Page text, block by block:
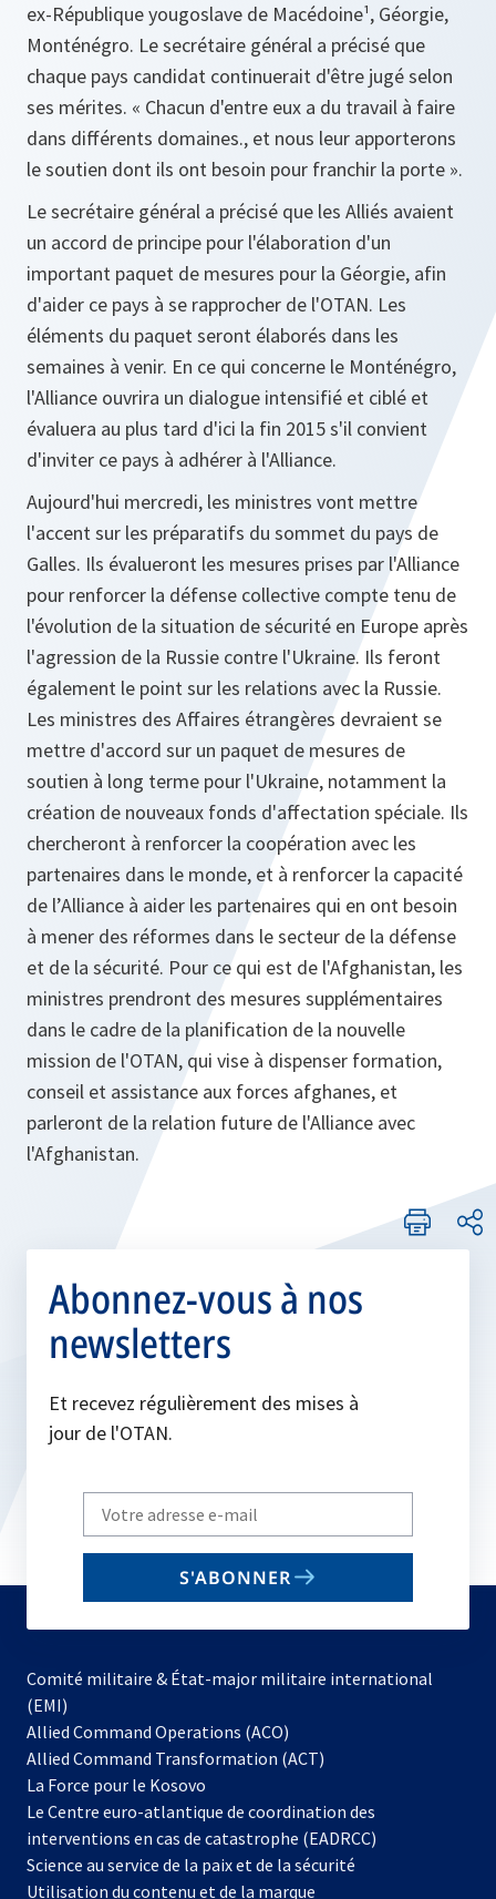
ex-République yougoslave de Macédoine¹, Géorgie,
Monténégro. Le secrétaire général a précisé que
chaque pays candidat continuerait d'être jugé selon
ses mérites. « Chacun d'entre eux a du travail à faire
dans différents domaines., et nous leur apporterons
le soutien dont ils ont besoin pour franchir la porte ».
Le secrétaire général a précisé que les Alliés avaient
un accord de principe pour l'élaboration d'un
important paquet de mesures pour la Géorgie, afin
d'aider ce pays à se rapprocher de l'OTAN. Les
éléments du paquet seront élaborés dans les
semaines à venir. En ce qui concerne le Monténégro,
l'Alliance ouvrira un dialogue intensifié et ciblé et
évaluera au plus tard d'ici la fin 2015 s'il convient
d'inviter ce pays à adhérer à l'Alliance.
Aujourd'hui mercredi, les ministres vont mettre
l'accent sur les préparatifs du sommet du pays de
Galles. Ils évalueront les mesures prises par l'Alliance
pour renforcer la défense collective compte tenu de
l'évolution de la situation de sécurité en Europe après
l'agression de la Russie contre l'Ukraine. Ils feront
également le point sur les relations avec la Russie.
Les ministres des Affaires étrangères devraient se
mettre d'accord sur un paquet de mesures de
soutien à long terme pour l'Ukraine, notamment la
création de nouveaux fonds d'affectation spéciale. Ils
chercheront à renforcer la coopération avec les
partenaires dans le monde, et à renforcer la capacité
de l’Alliance à aider les partenaires qui en ont besoin
à mener des réformes dans le secteur de la défense
et de la sécurité. Pour ce qui est de l'Afghanistan, les
ministres prendront des mesures supplémentaires
dans le cadre de la planification de la nouvelle
mission de l'OTAN, qui vise à dispenser formation,
conseil et assistance aux forces afghanes, et
parleront de la relation future de l'Alliance avec
l'Afghanistan.
Abonnez-vous à nos
newsletters
Et recevez régulièrement des mises à
jour de l'OTAN.
Write
your
email
S'ABONNER
Comité militaire & État-major militaire international
(EMI)
Allied Command Operations (ACO)
dans
nouvel
onglet
Allied Command Transformation (ACT)
La Force pour le Kosovo
dans
un
nouvel
onglet
Le Centre euro-atlantique de coordination des
interventions en cas de catastrophe (EADRCC)
Science au service de la paix et de la sécurité
Utilisation du contenu et de la marque